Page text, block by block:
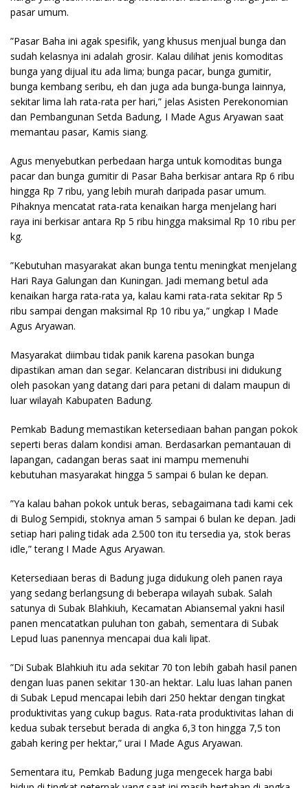
pasar umum.
​”Pasar Baha ini agak spesifik, yang khusus menjual bunga dan
sudah kelasnya ini adalah grosir. Kalau dilihat jenis komoditas
bunga yang dijual itu ada lima; bunga pacar, bunga gumitir,
bunga kembang seribu, eh dan juga ada bunga-bunga lainnya,
sekitar lima lah rata-rata per hari,” jelas Asisten Perekonomian
dan Pembangunan Setda Badung, I Made Agus Aryawan saat
memantau pasar, Kamis siang.
​Agus menyebutkan perbedaan harga untuk komoditas bunga
pacar dan bunga gumitir di Pasar Baha berkisar antara Rp 6 ribu
hingga Rp 7 ribu, yang lebih murah daripada pasar umum.
Pihaknya mencatat rata-rata kenaikan harga menjelang hari
raya ini berkisar antara Rp 5 ribu hingga maksimal Rp 10 ribu per
kg.
​”Kebutuhan masyarakat akan bunga tentu meningkat menjelang
Hari Raya Galungan dan Kuningan. Jadi memang betul ada
kenaikan harga rata-rata ya, kalau kami rata-rata sekitar Rp 5
ribu sampai dengan maksimal Rp 10 ribu ya,” ungkap I Made
Agus Aryawan.
​Masyarakat diimbau tidak panik karena pasokan bunga
dipastikan aman dan segar. Kelancaran distribusi ini didukung
oleh pasokan yang datang dari para petani di dalam maupun di
luar wilayah Kabupaten Badung.
​Pemkab Badung memastikan ketersediaan bahan pangan pokok
seperti beras dalam kondisi aman. Berdasarkan pemantauan di
lapangan, cadangan beras saat ini mampu memenuhi
kebutuhan masyarakat hingga 5 sampai 6 bulan ke depan.
​”Ya kalau bahan pokok untuk beras, sebagaimana tadi kami cek
di Bulog Sempidi, stoknya aman 5 sampai 6 bulan ke depan. Jadi
setiap hari paling tidak ada 2.500 ton itu tersedia ya, stok beras
idle,” terang I Made Agus Aryawan.
​Ketersediaan beras di Badung juga didukung oleh panen raya
yang sedang berlangsung di beberapa wilayah subak. Salah
satunya di Subak Blahkiuh, Kecamatan Abiansemal yakni hasil
panen mencatatkan puluhan ton gabah, sementara di Subak
Lepud luas panennya mencapai dua kali lipat.
​”Di Subak Blahkiuh itu ada sekitar 70 ton lebih gabah hasil panen
dengan luas panen sekitar 130-an hektar. Lalu luas lahan panen
di Subak Lepud mencapai lebih dari 250 hektar dengan tingkat
produktivitas yang cukup bagus. Rata-rata produktivitas lahan di
kedua subak tersebut berada di angka 6,3 ton hingga 7,5 ton
gabah kering per hektar,” urai I Made Agus Aryawan.
Sementara itu, Pemkab Badung juga mengecek harga babi